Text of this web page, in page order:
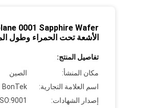
الأشعة تحت الحمراء وطول
تفاصيل المنتج:
مكان المنشأ:
الصين
اسم العلامة التجارية:
BonTek
إصدار الشهادات:
ISO:9001